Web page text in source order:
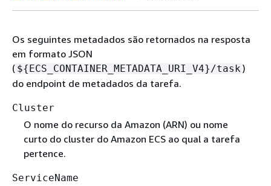
Os seguintes metadados são retornados na resposta
em formato JSON
( ${ECS_CONTAINER_METADATA_URI_V4}/task)
do endpoint de metadados da tarefa.
Cluster
O nome do recurso da Amazon (ARN) ou nome
curto do cluster do Amazon ECS ao qual a tarefa
pertence.
ServiceName